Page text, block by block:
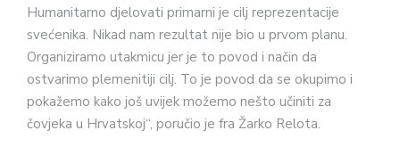
Humanitarno djelovati primarni je cilj reprezentacije
svećenika. Nikad nam rezultat nije bio u prvom planu.
Organiziramo utakmicu jer je to povod i način da
ostvarimo plemenitiji cilj. To je povod da se okupimo i
pokažemo kako još uvijek možemo nešto učiniti za
čovjeka u Hrvatskoj“, poručio je fra Žarko Relota.